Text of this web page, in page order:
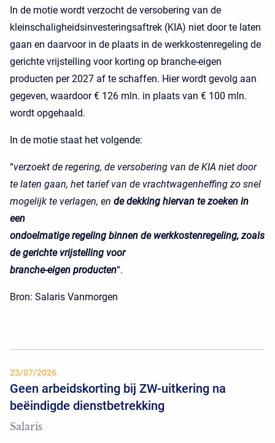
In de motie wordt verzocht de versobering van de
kleinschaligheidsinvesteringsaftrek (KIA) niet door te laten
gaan en daarvoor in de plaats in de werkkostenregeling de
gerichte vrijstelling voor korting op branche-eigen
producten per 2027 af te schaffen. Hier wordt gevolg aan
gegeven, waardoor € 126 mln. in plaats van € 100 mln.
wordt opgehaald.
In de motie staat het volgende:
“verzoekt de regering, de versobering van de KIA niet door
te laten gaan, het tarief van de vrachtwagenheffing zo snel
mogelijk te verlagen, en de dekking hiervan te zoeken in
een
ondoelmatige regeling binnen de werkkostenregeling, zoals
de gerichte vrijstelling voor
branche-eigen producten“.
Bron: Salaris Vanmorgen
23/07/2026
Geen arbeidskorting bij ZW-uitkering na
beëindigde dienstbetrekking
Salaris